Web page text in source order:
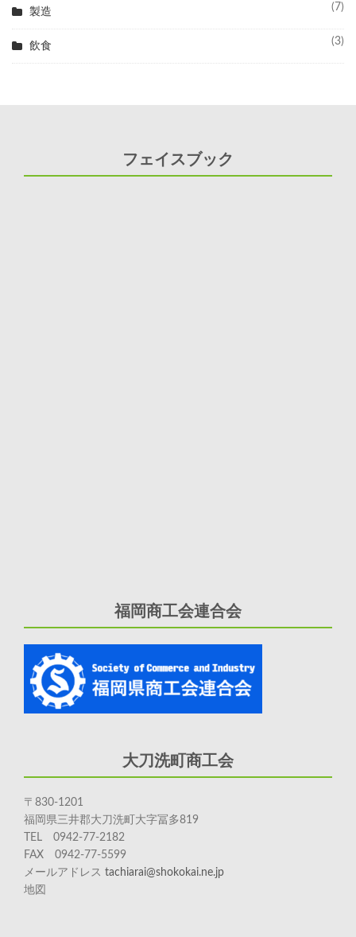
製造 (7)
飲食 (3)
フェイスブック
福岡商工会連合会
大刀洗町商工会
〒830-1201
福岡県三井郡大刀洗町大字冨多819
TEL 0942-77-2182
FAX 0942-77-5599
メールアドレス tachiarai@shokokai.ne.jp
地図